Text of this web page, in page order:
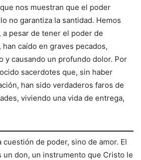
nos muestran que el poder
no garantiza la santidad. Hemos
pesar de tener el poder de
caído en graves pecados,
y causando un profundo dolor. Por
sacerdotes que, sin haber
han sido verdaderos faros de
viviendo una vida de entrega,
cuestión de poder, sino de amor. El
un don, un instrumento que Cristo le